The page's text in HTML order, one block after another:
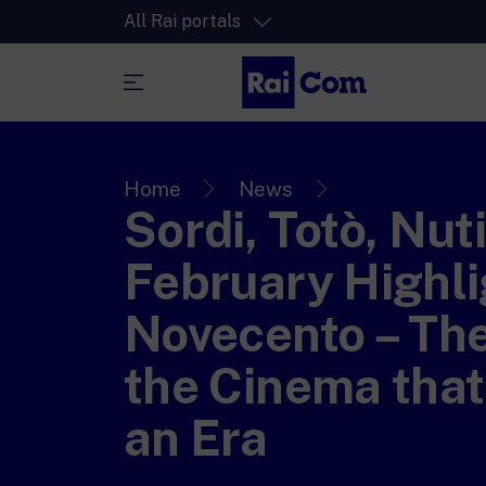
All Rai portals
The video streaming platform for all.
The digital platform of the Rai Radio
channels.
RaiPlay Sound
A safe space full of cartoons for the kids.
RaiPlay YoYo
Home News
Sordi, Totò,
February
Novecento –
the Cinema
an Era